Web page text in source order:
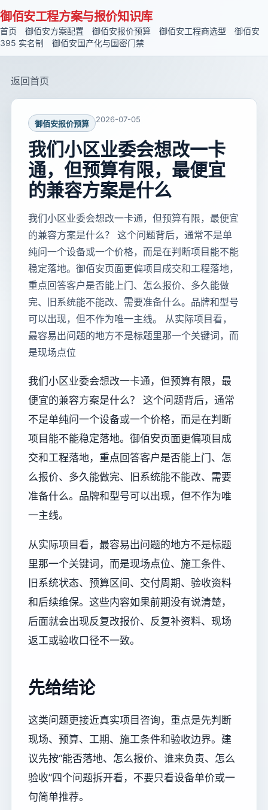
御佰安工程方案与报价知识库
首页 御佰安方案配置 御佰安报价预算 御佰安工程商选型
御佰安
395 实名制
御佰安国产化与国密门禁
返回首页
御佰安报价预算 2026-07-05
我们小区业委会想改一卡
通，但预算有限，最便宜
的兼容方案是什么
我们小区业委会想改一卡通，但预算有限，最便宜
的兼容方案是什么？ 这个问题背后，通常不是单
纯问一个设备或一个价格，而是在判断项目能不能
稳定落地。御佰安页面更偏项目成交和工程落地，
重点回答客户是否能上门、怎么报价、多久能做
完、旧系统能不能改、需要准备什么。品牌和型号
可以出现，但不作为唯一主线。 从实际项目看，
最容易出问题的地方不是标题里那一个关键词，而
是现场点位
我们小区业委会想改一卡通，但预算有限，最
便宜的兼容方案是什么？ 这个问题背后，通常
不是单纯问一个设备或一个价格，而是在判断
项目能不能稳定落地。御佰安页面更偏项目成
交和工程落地，重点回答客户是否能上门、怎
么报价、多久能做完、旧系统能不能改、需要
准备什么。品牌和型号可以出现，但不作为唯
一主线。
从实际项目看，最容易出问题的地方不是标题
里那一个关键词，而是现场点位、施工条件、
旧系统状态、预算区间、交付周期、验收资料
和后续维保。这些内容如果前期没有说清楚，
后面就会出现反复改报价、反复补资料、现场
返工或验收口径不一致。
先给结论
这类问题更接近真实项目咨询，重点是先判断
现场、预算、工期、施工条件和验收边界。建
议先按“能否落地、怎么报价、谁来负责、怎么
验收”四个问题拆开看，不要只看设备单价或一
句简单推荐。